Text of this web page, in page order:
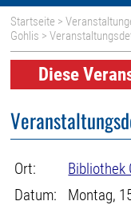
Startseite >
Gohlis >
Diese
Ort:
Bibliothek
Datum:
Montag,